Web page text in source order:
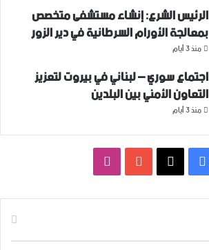
الرئيس الشرع: إنشاء ‌‏مستشفى متخصص
بمعالجة الأورام السرطانية في دير الزور
منذ 3 أيام
اجتماع سوري – لبناني في بيروت لتعزيز
التعاون ‏الأمني ‏بين البلدين
منذ 3 أيام
فيسبوك ‫YouTube